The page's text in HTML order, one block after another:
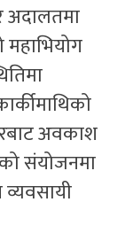
अदालतमा
महाभियोग
अवकाश
संयोजनमा